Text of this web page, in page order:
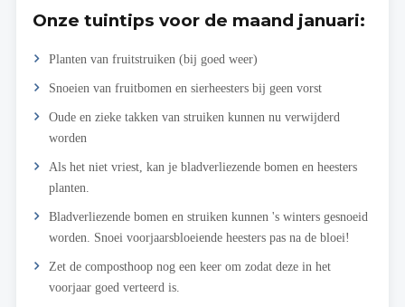
Onze tuintips voor de maand januari:
Planten van fruitstruiken (bij goed weer)
Snoeien van fruitbomen en sierheesters bij geen vorst
Oude en zieke takken van struiken kunnen nu verwijderd
worden
Als het niet vriest, kan je bladverliezende bomen en heesters
planten.
Bladverliezende bomen en struiken kunnen 's winters gesnoeid
worden. Snoei voorjaarsbloeiende heesters pas na de bloei!
Zet de composthoop nog een keer om zodat deze in het
voorjaar goed verteerd is.